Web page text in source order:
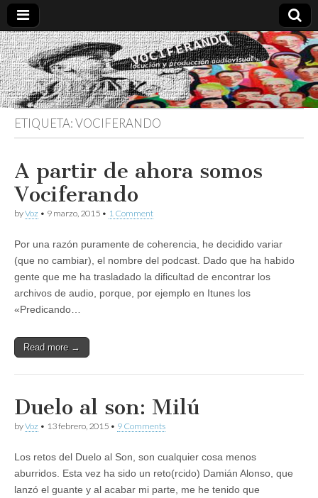
Vociferando
Comunicación,
Locucion y
Producción
Audiovisual
ETIQUETA:VOCIFERANDO
A partir de ahora somos
Vociferando
byVoz • 9 marzo, 2015 • 1 Comment
Por una razón puramente de coherencia, he decidido variar
(que no cambiar), el nombre del podcast. Dado que ha habido
gente que me ha trasladado la dificultad de encontrar los
archivos de audio, porque, por ejemplo en Itunes los
«Predicando…
Read more →
Duelo al son: Milú
byVoz • 13 febrero, 2015 • 9 Comments
Los retos del Duelo al Son, son cualquier cosa menos
aburridos. Esta vez ha sido un reto(rcido) Damián Alonso, que
lanzó el guante y al acabar mi parte, me he tenido que